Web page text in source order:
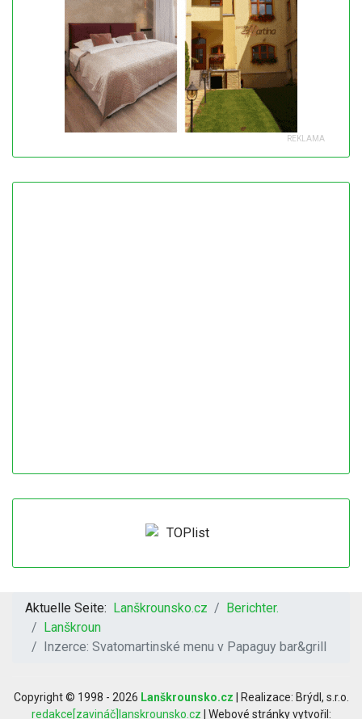
Aktuelle Seite: Lanškrounsko.cz
Berichter.
Lanškroun
Inzerce: Svatomartinské menu v Papaguy bar&grill
Copyright © 1998 - 2026 Lanškrounsko.cz | Realizace: Brýdl, s.r.o.
redakce[zavináč]lanskrounsko.cz | Webové stránky vytvořil: